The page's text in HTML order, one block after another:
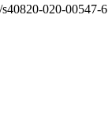
020-00547-6